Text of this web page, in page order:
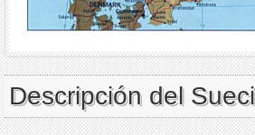
Descripción del